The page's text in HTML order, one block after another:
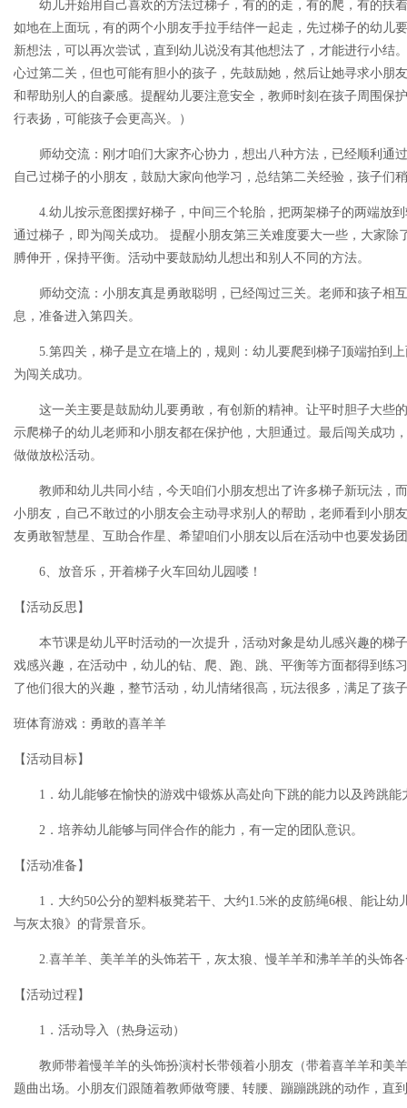
幼儿开始用自己喜欢的方法过梯子，有的的走，有的爬，有的扶
如地在上面玩，有的两个小朋友手拉手结伴一起走，先过梯子的幼儿
新想法，可以再次尝试，直到幼儿说没有其他想法了，才能进行小结
心过第二关，但也可能有胆小的孩子，先鼓励她，然后让她寻求小朋
和帮助别人的自豪感。提醒幼儿要注意安全，教师时刻在孩子周围保
行表扬，可能孩子会更高兴。）
师幼交流：刚才咱们大家齐心协力，想出八种方法，已经顺利通
自己过梯子的小朋友，鼓励大家向他学习，总结第二关经验，孩子们
4.幼儿按示意图摆好梯子，中间三个轮胎，把两架梯子的两端放到
通过梯子，即为闯关成功。 提醒小朋友第三关难度要大一些，大家除
膊伸开，保持平衡。活动中要鼓励幼儿想出和别人不同的方法。
师幼交流：小朋友真是勇敢聪明，已经闯过三关。老师和孩子相
息，准备进入第四关。
5.第四关，梯子是立在墙上的，规则：幼儿要爬到梯子顶端拍到上
为闯关成功。
这一关主要是鼓励幼儿要勇敢，有创新的精神。让平时胆子大些
示爬梯子的幼儿老师和小朋友都在保护他，大胆通过。最后闯关成功
做做放松活动。
教师和幼儿共同小结，今天咱们小朋友想出了许多梯子新玩法，
小朋友，自己不敢过的小朋友会主动寻求别人的帮助，老师看到小朋
友勇敢智慧星、互助合作星、希望咱们小朋友以后在活动中也要发扬
6、放音乐，开着梯子火车回幼儿园喽！
【活动反思】
本节课是幼儿平时活动的一次提升，活动对象是幼儿感兴趣的梯
戏感兴趣，在活动中，幼儿的钻、爬、跑、跳、平衡等方面都得到练
了他们很大的兴趣，整节活动，幼儿情绪很高，玩法很多，满足了孩
班体育游戏：勇敢的喜羊羊
【活动目标】
1．幼儿能够在愉快的游戏中锻炼从高处向下跳的能力以及跨跳能
2．培养幼儿能够与同伴合作的能力，有一定的团队意识。
【活动准备】
1．大约50公分的塑料板凳若干、大约1.5米的皮筋绳6根、能让幼
与灰太狼》的背景音乐。
2.喜羊羊、美羊羊的头饰若干，灰太狼、慢羊羊和沸羊羊的头饰各
【活动过程】
1．活动导入（热身运动）
教师带着慢羊羊的头饰扮演村长带领着小朋友（带着喜羊羊和美
题曲出场。小朋友们跟随着教师做弯腰、转腰、蹦蹦跳跳的动作，直